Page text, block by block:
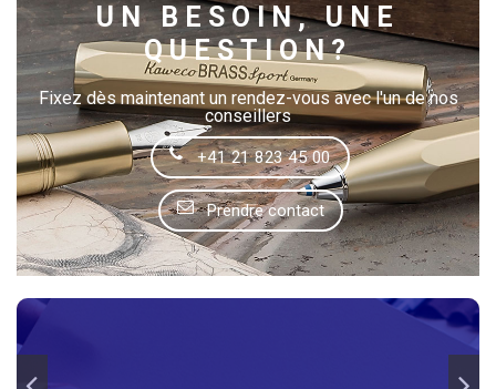
UN BESOIN, UNE
QUESTION?
Fixez dès maintenant un rendez-vous avec l'un de nos
conseillers
+41 21 823 45 00
Prendre contact